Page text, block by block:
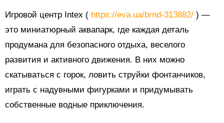
Игровой центр Intex ( https://eva.ua/brnd-313882/ ) —
это миниатюрный аквапарк, где каждая деталь
продумана для безопасного отдыха, веселого
развития и активного движения. В них можно
скатываться с горок, ловить струйки фонтанчиков,
играть с надувными фигурками и придумывать
собственные водные приключения.